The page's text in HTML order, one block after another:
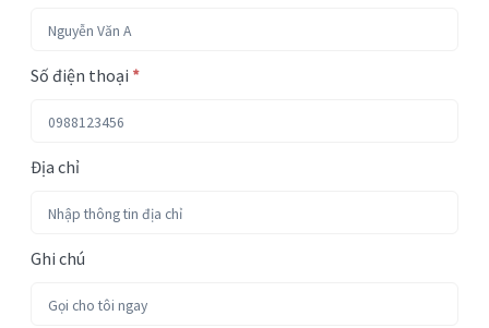
Số điện thoại *
Địa chỉ
Ghi chú